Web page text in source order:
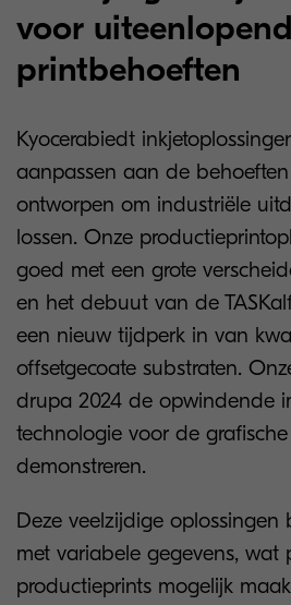
voor
printbehoeften
Kyocerabiedt
aanpassen aan de
ontworpen om industriële
lossen. Onze
goed met een grote
en het debuut van de
een nieuw tijdperk in van
offsetgecoate substraten.
drupa 2024 de opwindende
technologie voor de
demonstreren.
Deze veelzijdige
met variabele gegevens, wat
productieprints mogelijk